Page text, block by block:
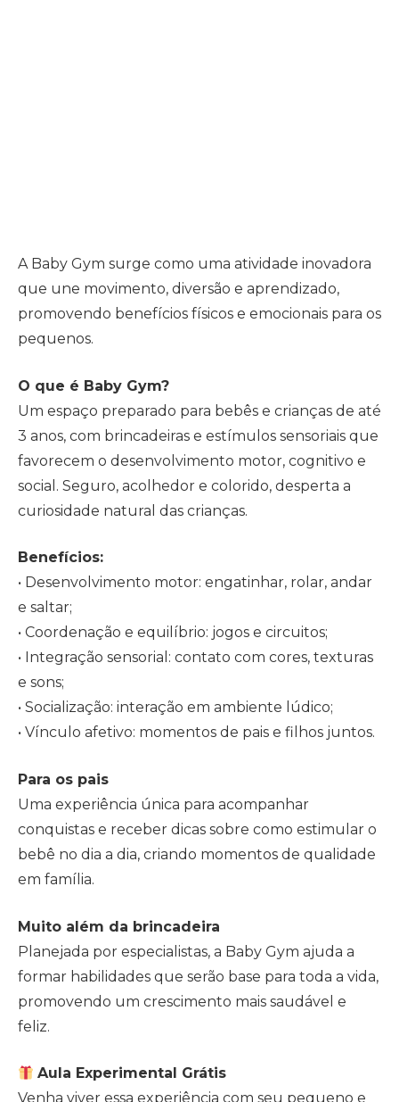
A Baby Gym surge como uma atividade inovadora
que une movimento, diversão e aprendizado,
promovendo benefícios físicos e emocionais para os
pequenos.
O que é Baby Gym?
Um espaço preparado para bebês e crianças de até
3 anos, com brincadeiras e estímulos sensoriais que
favorecem o desenvolvimento motor, cognitivo e
social. Seguro, acolhedor e colorido, desperta a
curiosidade natural das crianças.
Benefícios:
• Desenvolvimento motor: engatinhar, rolar, andar
e saltar;
• Coordenação e equilíbrio: jogos e circuitos;
• Integração sensorial: contato com cores, texturas
e sons;
• Socialização: interação em ambiente lúdico;
• Vínculo afetivo: momentos de pais e filhos juntos.
Para os pais
Uma experiência única para acompanhar
conquistas e receber dicas sobre como estimular o
bebê no dia a dia, criando momentos de qualidade
em família.
Muito além da brincadeira
Planejada por especialistas, a Baby Gym ajuda a
formar habilidades que serão base para toda a vida,
promovendo um crescimento mais saudável e
feliz.
Aula Experimental Grátis
Venha viver essa experiência com seu pequeno e